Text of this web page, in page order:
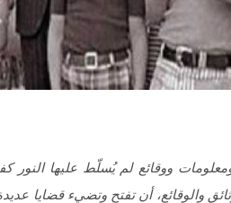
ووقائع لم يُسلّط عليها النور
والوقائع، أن تفتح وتضيء قضايا